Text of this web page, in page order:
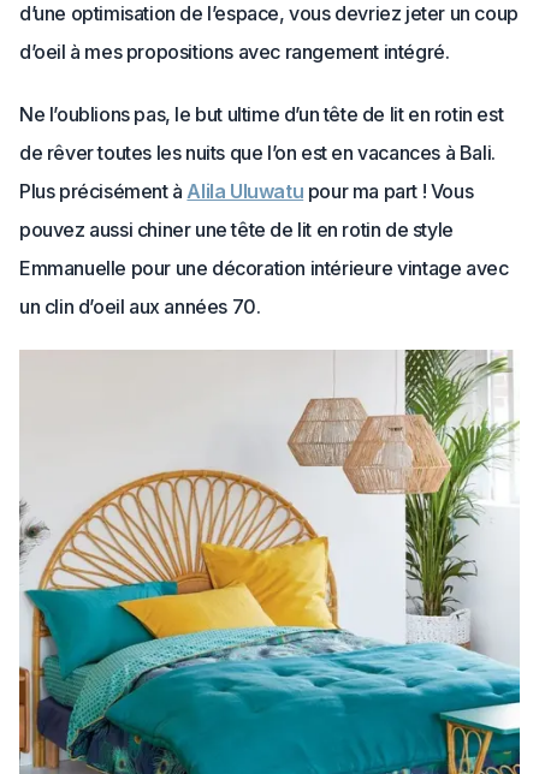
d’une optimisation de l’espace, vous devriez jeter un coup
d’oeil à mes propositions avec rangement intégré.
Ne l’oublions pas, le but ultime d’un tête de lit en rotin est
de rêver toutes les nuits que l’on est en vacances à Bali.
Plus précisément àAlila Uluwatu pour ma part ! Vous
pouvez aussi chiner une tête de lit en rotin de style
Emmanuelle pour une décoration intérieure vintage avec
un clin d’oeil aux années 70.